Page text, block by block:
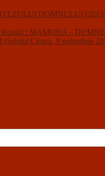
DOMNULUI
Rusalii : MAMONA –
Closca, 9 noiembrie